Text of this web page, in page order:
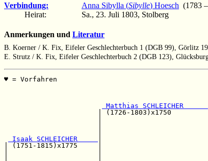
Verbindung:
Anna Sibylla (Sibylle) Hoesch (1783
Heirat:
Sa., 23. Juli 1803, Stolberg
Anmerkungen und Literatur
B. Koerner / K. Fix, Eifeler Geschlechterbuch 1 (DGB 99), Görlitz
E. Strutz / K. Fix, Eifeler Geschlechterbuch 2 (DGB 123),
♥ =
Matthias SCHLEICHER
| (1726-
|
|
Isaak SCHLEICHER
| (1751-
|                      |